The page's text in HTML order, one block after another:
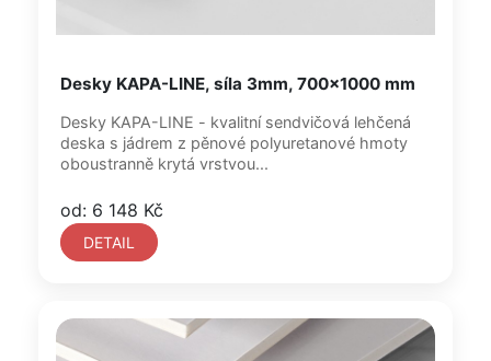
Desky KAPA-LINE, síla 3mm, 700x1000 mm
Desky KAPA-LINE - kvalitní sendvičová lehčená
deska s jádrem z pěnové polyuretanové hmoty
oboustranně krytá vrstvou...
od: 6 148 Kč
DETAIL